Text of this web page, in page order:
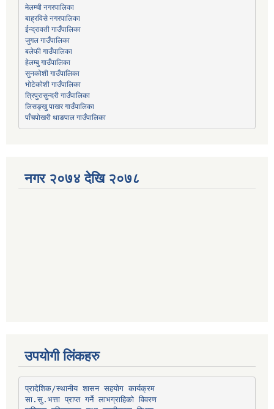
मेलम्ची नगरपालिका
बाह्रविसे नगरपालिका
ईन्द्रावती गाउँपालिका
जुगल गाउँपालिका
बलेफी गाउँपालिका
हेलम्बु गाउँपालिका
सुनकोशी गाउँपालिका
भोटेकोशी गाउँपालिका
त्रिपुरासुन्दरी गाउँपालिका
लिसङ्खु पाखर गाउँपालिका
पाँचपोखरी थाङपाल गाउँपालिका
नगर २०७४ देखि २०७८
उपयोगी लिंकहरु
प्रादेशिक/स्थानीय शासन सहयोग कार्यक्रम
सा.सु.भत्ता प्राप्त गर्ने लाभग्राहिको विवरण